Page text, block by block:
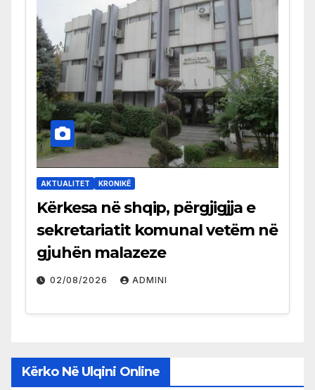
AKTUALITET KRONIKË
Kërkesa në shqip, përgjigjja e
sekretariatit komunal vetëm në
gjuhën malazeze
02/08/2026 ADMINI
Kërko Në Ulqini Online